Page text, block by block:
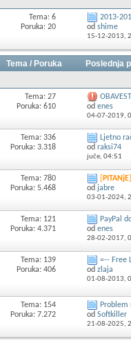
Tema: 6
Poruka: 20
2013-
od shime
15-12-2013,
Tema / Poruka
Poslednja
Tema: 27
Poruka: 610
od enes
04-07-2019,
Tema: 336
Poruka: 3.318
Ljetno
od raksi74
juče, 04:51
Tema: 780
Poruka: 5.468
PITANjE]
od jabre
03-01-2024,
Tema: 121
Poruka: 4.371
PayPal
od enes
28-02-2017,
Tema: 139
Poruka: 406
=-- Free
od zlaja
01-08-2013,
Tema: 154
Poruka: 7.272
od Softkiller
21-08-2025,